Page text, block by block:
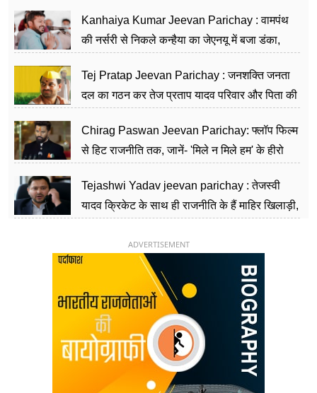
Kanhaiya Kumar Jeevan Parichay : वामपंथ
की नर्सरी से निकले कन्हैया का जेएनयू में बजा डंका,
Tej Pratap Jeevan Parichay : जनशक्ति जनता
दल का गठन कर तेज प्रताप यादव परिवार और पिता की
Chirag Paswan Jeevan Parichay: फ्लॉप फिल्म
से हिट राजनीति तक, जानें- 'मिले न मिले हम' के हीरो
Tejashwi Yadav jeevan parichay : तेजस्वी
यादव क्रिकेट के साथ ही राजनीति के हैं माहिर खिलाड़ी,
ADVERTISEMENT